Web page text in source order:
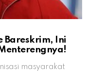
Bareskrim, Ini
masyarakat